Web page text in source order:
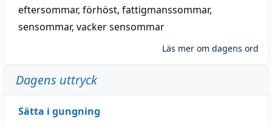
eftersommar, förhöst, fattigmanssommar,
sensommar, vacker sensommar
Läs mer om dagens ord
Dagens uttryck
Sätta i gungning